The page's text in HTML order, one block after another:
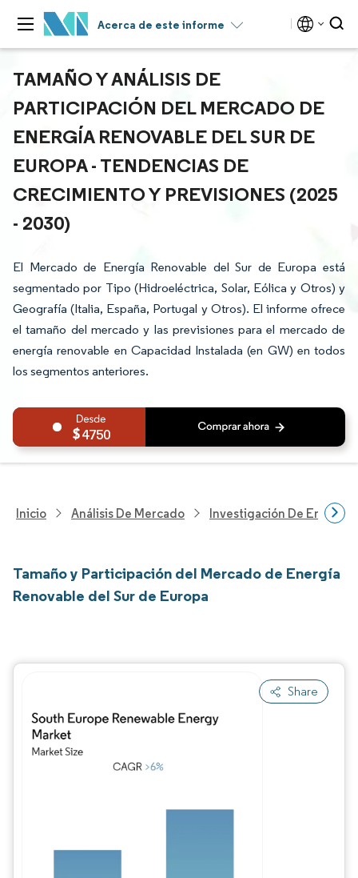
Acerca de este informe
TAMAÑO Y ANÁLISIS DE
PARTICIPACIÓN DEL MERCADO DE
ENERGÍA RENOVABLE DEL SUR DE
EUROPA - TENDENCIAS DE
CRECIMIENTO Y PREVISIONES (2025
- 2030)
El Mercado de Energía Renovable del Sur de Europa está
segmentado por Tipo (Hidroeléctrica, Solar, Eólica y Otros) y
Geografía (Italia, España, Portugal y Otros). El informe ofrece
el tamaño del mercado y las previsiones para el mercado de
energía renovable en Capacidad Instalada (en GW) en todos
los segmentos anteriores.
4750
Inicio Análisis De Mercado Investigación De Energía
Tamaño y Participación del Mercado de Energía
Renovable del Sur de Europa
Share